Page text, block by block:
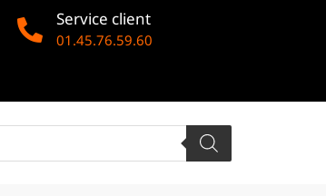
Service client
01.45.76.59.60